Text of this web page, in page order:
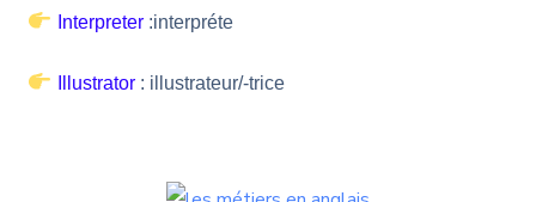
Interpreter :interpréte
Illustrator : illustrateur/-trice